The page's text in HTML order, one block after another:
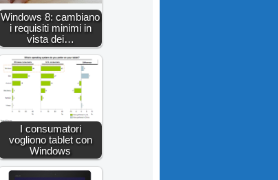
Windows 8: cambiano
i requisiti minimi in
vista dei…
I consumatori
vogliono tablet con
Windows